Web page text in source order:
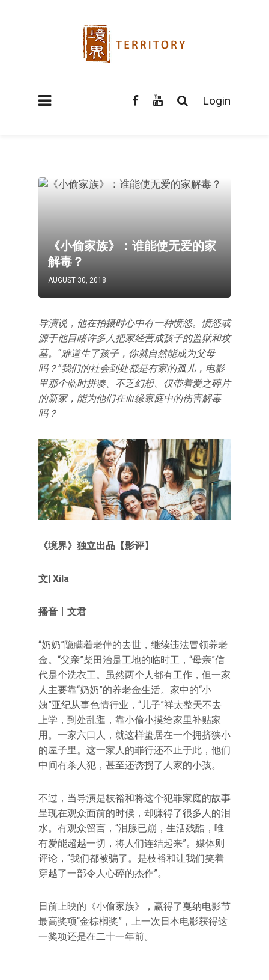
Login
《小偷家族》：谁能使无爱的家
解毒？
AUGUST 30, 2018
导演说，他在拍摄时心中有一种愤怒。愤怒或
源于他目睹许多人把家经营成孩子的监狱和坟
墓。“难道生了孩子，你就自然能成为父母
吗？”我们的社会到处都是有家的孤儿，电影
里那个临时拼凑、不乏幻想、仅带着爱之碎片
的新家，能为他们在血缘家庭中的伤害解毒
吗？
《境界》独立出品【影评】
文| Xila
播音丨文君
“奶奶”隐瞒着老伴的去世，继续违法冒领养老
金。“父亲”柴田治是工地的临时工，“母亲”信
代是个洗衣工。虽然两个人都有工作，但一家
人主要靠“奶奶”的养老金生活。家中的“小
姨”亚纪从事色情行业，“儿子”祥太整天不去
上学，到处乱逛，靠小偷小摸给家里补贴家
用。一家六口人，就这样蛰居在一个拥挤狭小
的屋子里。这一家人的罪行还不止于此，他们
中间有杀人犯，甚至还诱拐了人家的小孩。
不过，当导演是枝裕和将这个犯罪家庭的故事
呈现在观众面前的时候，却赚得了很多人的泪
水。有观众留言，“泪腺已崩，生活残酷，唯
有爱能超越一切，将人们连结起来”。媒体则
评论，“我们都被骗了。是枝裕和让我们笑着
穿越了一部令人心碎的杰作”。
日前上映的《小偷家族》，赢得了戛纳电影节
最高奖项“金棕榈奖”，上一次日本电影获得这
一奖项还是在二十一年前。